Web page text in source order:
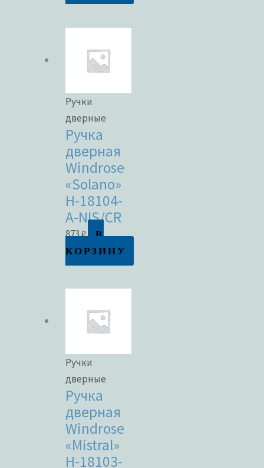
Ручки
дверные
Ручка
дверная
Windrose
«Solano»
H-18104-
A-NIS/CR
873₽
В
КОРЗИНУ
Ручки
дверные
Ручка
дверная
Windrose
«Mistral»
H-18103-